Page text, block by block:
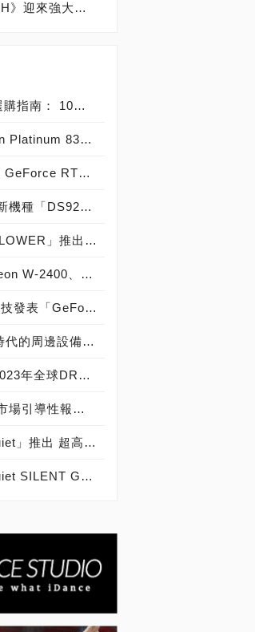
《七騎士Re:BIRTH》迎來強大的全新英雄[天劍]宣嵐 同步推出韓國主題劇情
2024開學季筆電選購指南： 10大熱銷筆電推薦榜
超車Intel最強Xeon Platinum 8380處理器2.8倍性能！AMD第四代EPYC 9004系列正式登場，引進12通道DDR5-4800記憶體、PCIe 5.0、CXL記憶體與最高96核心192執行緒戰鬥力，霄龍EPYC 9654榮登伺服器處理器世界之王！
散熱頂天！「華碩 GeForce RTX 50 全系列顯示卡」勁勢登場，「ROG、TUF Gaming、Prime」系列5070、5070 Ti、5080與5090顯示卡接力上市！
Synology 推出全新機種「DS925+、DS1525+ 與 DS1825+」，2025 年式 NAS 為高效且可靠的資料管理需求而設計
「振華 SUPER FLOWER」推出雙白金、全模組、專利九宮格任意插全新世代「LEADEX VII Platinum PRO ATX 3.1電源供應器」，給你自由擴充的未來！
英特爾推出全新Xeon W-2400、W-3400工作站處理器－專業人士的絕佳解決方案！
王者堆料！技嘉科技發表「GeForce RTX 50系列顯示卡」，正式發售「AORUS系列XTREME WATERFORCE、MASTER與GIGABYTE系列GAMING，AERO、WINDFORCE」系列GeForce RTX 5080、5090顯示卡！
戴爾簡化 AI PC 時代的周邊設備管理 全新四款 Dell Pro 擴充基座搭配強大管理工具助力效能提升
TrendForce：「2023年全球DRAM記憶體模組」市場整體營收達125億美元，「Kingston 金士頓」以68.8%的市占率穩居龍頭，「POWEV 嘉合勁威」以5.6%的市占率排名第二，「ADATA 威剛」以4.5%的市占率排名第三，「Kimtigo 金泰克」以4.2%的市占率排名第四，「Ramaxel 記憶科技」以3.7%的市占率排名第五！
TP-Link台灣針對市場引導性報導回應：「TP-Link台灣所販售的產品均符合當地相關法律規範及資安要求。我們將持續秉持高標準，履行在安全與創新方面的承諾，為全球用戶提供值得信賴的網路解決方案！」
「凱斯克 Kiss Quiet」推出 超高性價比 電源供應器！不到千元級距「Kiss Quiet Elite II 500W 」回饋愛用者，採用日系電容 搶攻裝機升級市場 上市特價：990元！80 PLUS 銅牌認證「Kiss Quiet Mega-B II 」推廣電腦組裝用戶，採用日系電容 靜音風扇 550W 上市特價：1,490元 650W 上市特價：1,690元！德國匠人精神，嚴格把關品質！
「凱斯克 Kiss Quiet SILENT G3 全模組化 80 PLUS 金牌認證 650W、750W、850W、1050W 電源供應器」上市！內外兼具「ATX 3.1最新規格、PCI SIG CEM 5.1顯卡電源、H++ 90度接頭、日系電容、全模接頭、強固纜繩、智慧停轉、送理線夾、高性價比、十一年保」PC DIY組裝電腦 黑白雙色電源 優質選擇！